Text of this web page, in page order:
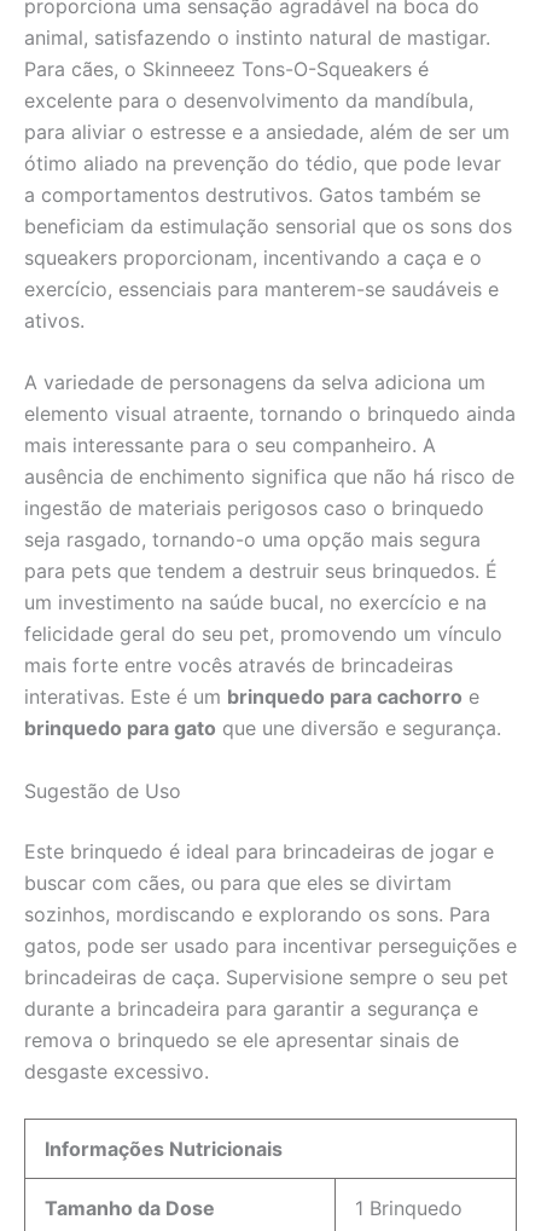
proporciona uma sensação agradável na boca do
animal, satisfazendo o instinto natural de mastigar.
Para cães, o Skinneeez Tons-O-Squeakers é
excelente para o desenvolvimento da mandíbula,
para aliviar o estresse e a ansiedade, além de ser um
ótimo aliado na prevenção do tédio, que pode levar
a comportamentos destrutivos. Gatos também se
beneficiam da estimulação sensorial que os sons dos
squeakers proporcionam, incentivando a caça e o
exercício, essenciais para manterem-se saudáveis e
ativos.
A variedade de personagens da selva adiciona um
elemento visual atraente, tornando o brinquedo ainda
mais interessante para o seu companheiro. A
ausência de enchimento significa que não há risco de
ingestão de materiais perigosos caso o brinquedo
seja rasgado, tornando-o uma opção mais segura
para pets que tendem a destruir seus brinquedos. É
um investimento na saúde bucal, no exercício e na
felicidade geral do seu pet, promovendo um vínculo
mais forte entre vocês através de brincadeiras
interativas. Este é um brinquedo para cachorro e
brinquedo para gato que une diversão e segurança.
Sugestão de Uso
Este brinquedo é ideal para brincadeiras de jogar e
buscar com cães, ou para que eles se divirtam
sozinhos, mordiscando e explorando os sons. Para
gatos, pode ser usado para incentivar perseguições e
brincadeiras de caça. Supervisione sempre o seu pet
durante a brincadeira para garantir a segurança e
remova o brinquedo se ele apresentar sinais de
desgaste excessivo.
Informações Nutricionais
Tamanho da Dose 1 Brinquedo